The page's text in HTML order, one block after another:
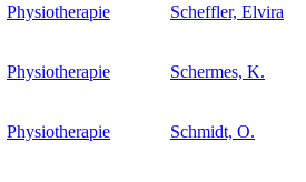
Physiotherapie Scheffler, Elvira
Physiotherapie Schermes, K.
Physiotherapie Schmidt, O.